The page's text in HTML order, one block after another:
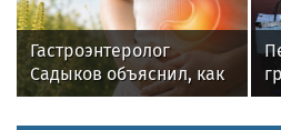
Гастроэнтеролог
Садыков объяснил, как
амброзия может влиять